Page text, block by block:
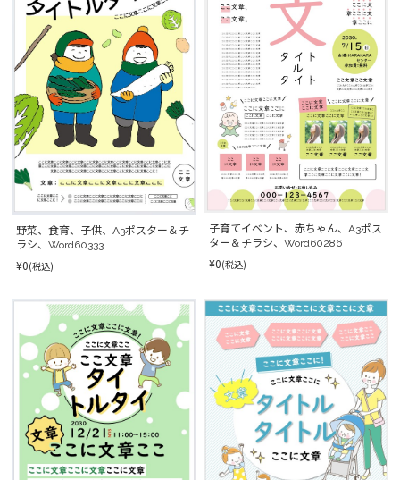
野菜、食育、子供、A3ポスター＆チ
ラシ、Word60333
¥0(税込)
子育てイベント、赤ちゃん、A3ポス
ター＆チラシ、Word60286
¥0(税込)